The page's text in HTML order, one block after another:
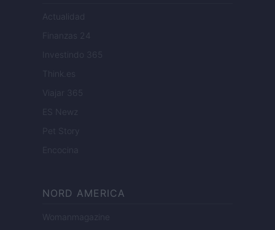
Actualidad
Finanzas 24
Investindo 365
Think.es
Viajar 365
ES Newz
Pet Story
Encocina
NORD AMERICA
Womanmagazine